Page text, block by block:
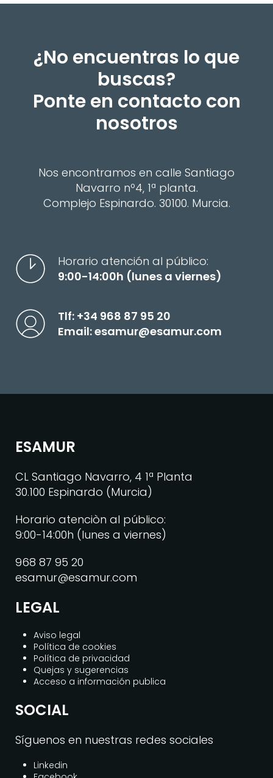
¿No encuentras lo que
buscas?
Ponte en contacto con
nosotros
Nos encontramos en calle Santiago
Navarro nº4, 1ª planta.
Complejo Espinardo. 30100. Murcia.
Horario atención al público:
9:00-14:00h (lunes a viernes)
Tlf: +34 968 87 95 20
Email:esamur@esamur.com
ESAMUR
CL Santiago Navarro, 4 1ª Planta
30.100 Espinardo (Murcia)
Horario atenciòn al público:
9:00-14:00h (lunes a viernes)
968 87 95 20
esamur@esamur.com
LEGAL
Aviso legal
Política de cookies
Política de privacidad
Quejas y sugerencias
Acceso a información publica
SOCIAL
Síguenos en nuestras redes sociales
Linkedin